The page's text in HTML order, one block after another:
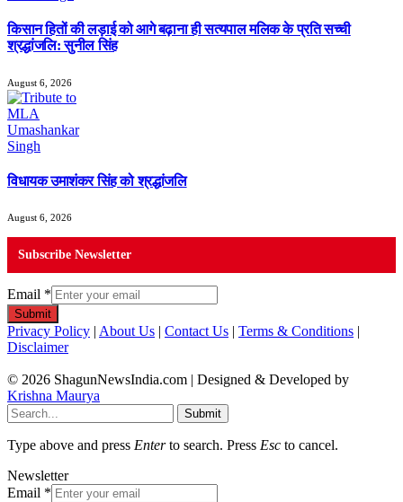
किसान हितों की लड़ाई को आगे बढ़ाना ही सत्यपाल मलिक के प्रति सच्ची
श्रद्धांजलि: सुनील सिंह
August 6, 2026
विधायक उमाशंकर सिंह को श्रद्धांजलि
August 6, 2026
Subscribe Newsletter
Email *
Submit
Privacy Policy | About Us | Contact Us | Terms & Conditions |
Disclaimer
© 2026 ShagunNewsIndia.com | Designed & Developed by
Krishna Maurya
Submit
Type above and press Enterto search. Press Esc to cancel.
Newsletter
Email *